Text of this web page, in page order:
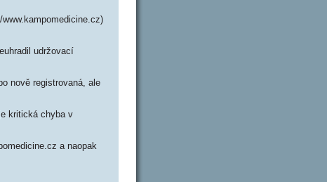
udržovací
nově registrovaná, ale
kritická chyba v
a naopak